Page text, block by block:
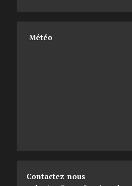
Météo
Contactez-nous